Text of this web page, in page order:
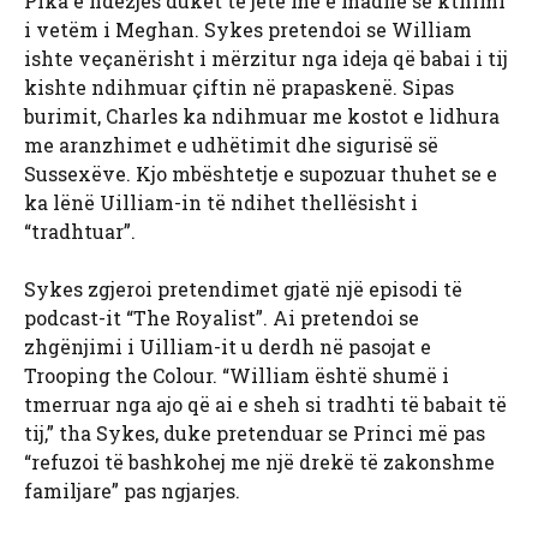
i vetëm i Meghan. Sykes pretendoi se William
ishte veçanërisht i mërzitur nga ideja që babai i tij
kishte ndihmuar çiftin në prapaskenë. Sipas
burimit, Charles ka ndihmuar me kostot e lidhura
me aranzhimet e udhëtimit dhe sigurisë së
Sussexëve. Kjo mbështetje e supozuar thuhet se e
ka lënë Uilliam-in të ndihet thellësisht i
“tradhtuar”.
Sykes zgjeroi pretendimet gjatë një episodi të
podcast-it “The Royalist”. Ai pretendoi se
zhgënjimi i Uilliam-it u derdh në pasojat e
Trooping the Colour. “William është shumë i
tmerruar nga ajo që ai e sheh si tradhti të babait të
tij,” tha Sykes, duke pretenduar se Princi më pas
“refuzoi të bashkohej me një drekë të zakonshme
familjare” pas ngjarjes.